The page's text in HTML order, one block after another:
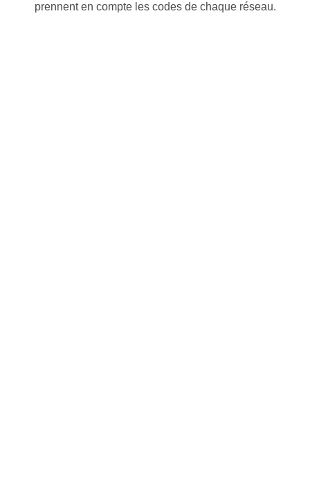
prennent en compte les codes de chaque réseau.